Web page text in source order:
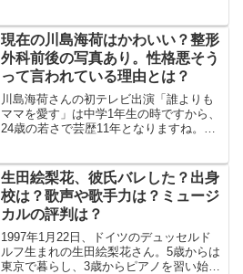
マ「知ってるワイフ」（2021年1月7日～
3月...
現在の川島海荷はかわいい？整形
外科前後の写真あり。性格悪そう
って言われている理由とは？
川島海荷さんの初テレビ出演「誰よりも
ママを愛す」は中学1年生の時ですから、
24歳の若さで芸歴11年となりますね。翌
23日の公演を最後に脱退）同年、映画
「lif...
生田絵梨花、彼氏バレした？出身
校は？歌声や歌手力は？ミュージ
カルの評判は？
1997年1月22日、ドイツのデュッセルド
ルフ生まれの生田絵梨花さん。5歳からは
東京で暮らし、3歳からピアノを習い始め